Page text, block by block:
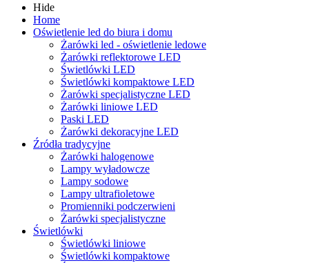
Hide
Home
Oświetlenie led do biura i domu
Żarówki led - oświetlenie ledowe
Żarówki reflektorowe LED
Świetlówki LED
Świetlówki kompaktowe LED
Żarówki specjalistyczne LED
Żarówki liniowe LED
Paski LED
Żarówki dekoracyjne LED
Źródła tradycyjne
Żarówki halogenowe
Lampy wyładowcze
Lampy sodowe
Lampy ultrafioletowe
Promienniki podczerwieni
Żarówki specjalistyczne
Świetlówki
Świetlówki liniowe
Świetlówki kompaktowe